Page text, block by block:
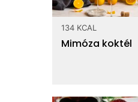
zsírsav
többszörösen telített
zsírsav
Kalcium
134 KCAL
Mimóza koktél